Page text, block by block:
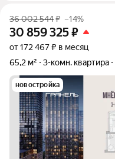
36 002 544₽ –14%
30 859 325₽
от 172 467 ₽ в месяц
65,2 м²
3-комн. квартира
новостройка